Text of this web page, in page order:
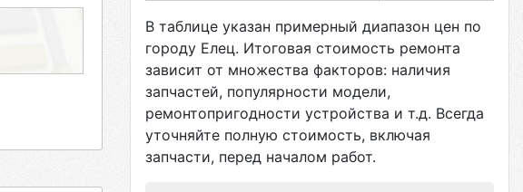
В таблице указан примерный диапазон цен по
городу Елец. Итоговая стоимость ремонта
зависит от множества факторов: наличия
запчастей, популярности модели,
ремонтопригодности устройства и т.д. Всегда
уточняйте полную стоимость, включая
запчасти, перед началом работ.